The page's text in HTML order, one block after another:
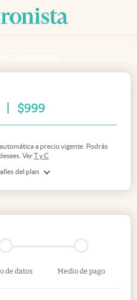
$999
del plan
a precio vigente. Podrás
VerT y C
de datos Medio de pago